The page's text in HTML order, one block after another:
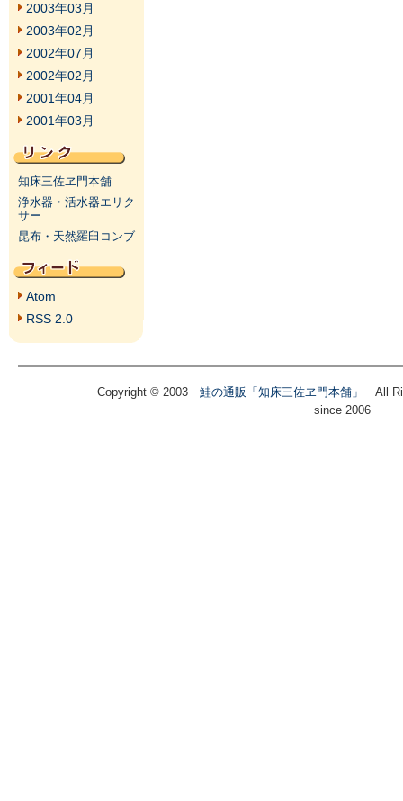
2003年03月
2003年02月
2002年07月
2002年02月
2001年04月
2001年03月
知床三佐ヱ門本舗
浄水器・活水器エリク
サー
昆布・天然羅臼コンブ
Atom
RSS 2.0
Copyright © 2003 鮭の通販「知床三佐ヱ門本舗」
All
since 2006